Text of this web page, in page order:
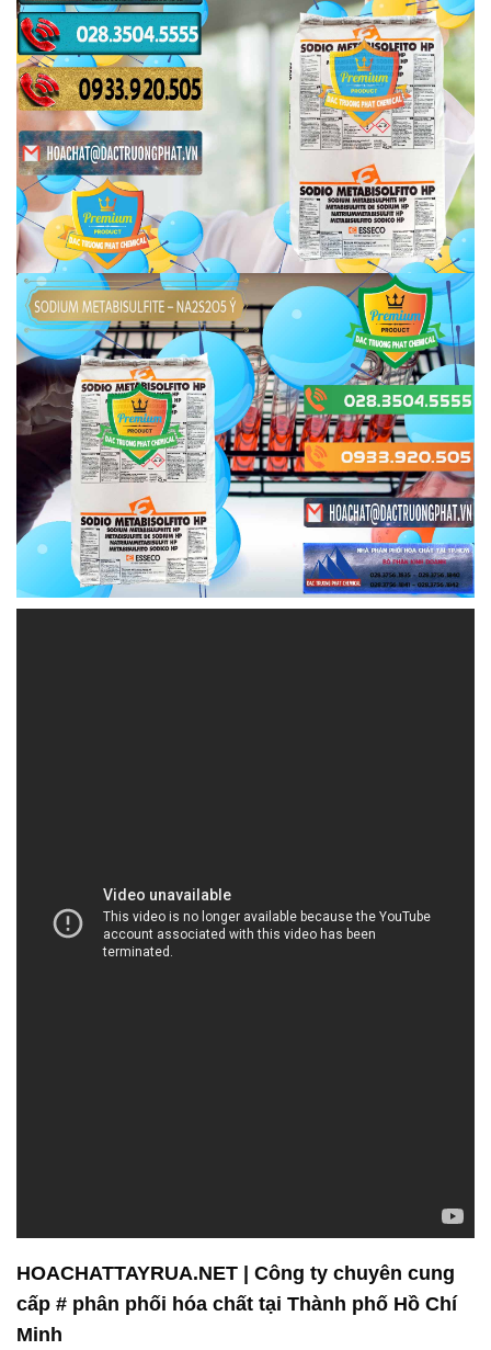
HOACHATTAYRUA.NET | Công ty chuyên cung
cấp # phân phối hóa chất tại Thành phố Hồ Chí
Minh